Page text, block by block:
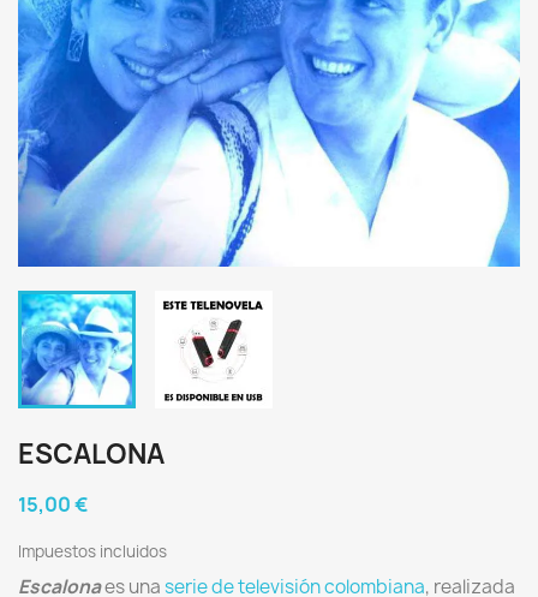
ESCALONA
15,00 €
Impuestos incluidos
Escalonaes unaserie de televisióncolombiana, realizada